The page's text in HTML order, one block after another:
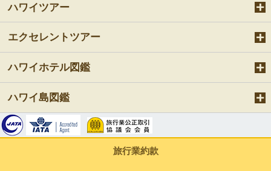
ハワイツアー
エクセレントツアー
ハワイホテル図鑑
ハワイ島図鑑
旅行業約款